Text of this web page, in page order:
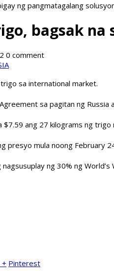
ng pangmatagalang
bagsak
0 comment
sa international market.
sa pagitan ng
$7.59 ang 27 kilograms ng
presyo mula noong February
nagsusuplay ng 30% ng
Pinterest